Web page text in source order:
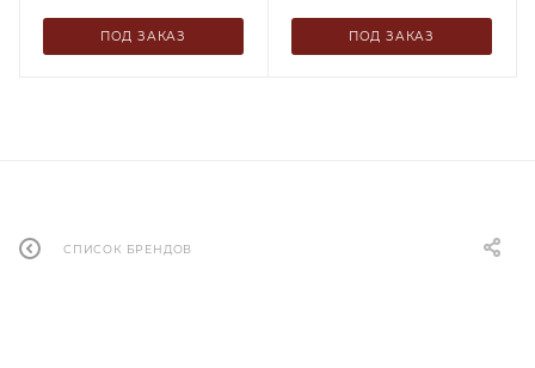
ПОД ЗАКАЗ ПОД ЗАКАЗ
СПИСОК БРЕНДОВ